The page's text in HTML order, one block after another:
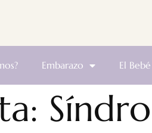
Embarazo El Bebé